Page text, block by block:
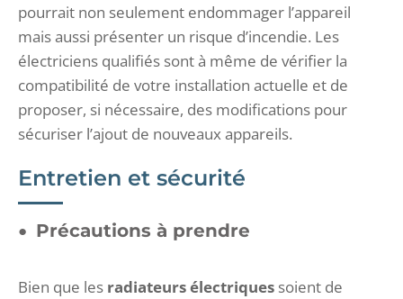
pourrait non seulement endommager l’appareil
mais aussi présenter un risque d’incendie. Les
électriciens qualifiés sont à même de vérifier la
compatibilité de votre installation actuelle et de
proposer, si nécessaire, des modifications pour
sécuriser l’ajout de nouveaux appareils.
Entretien et sécurité
Précautions à prendre
Bien que les radiateurs électriques soient de